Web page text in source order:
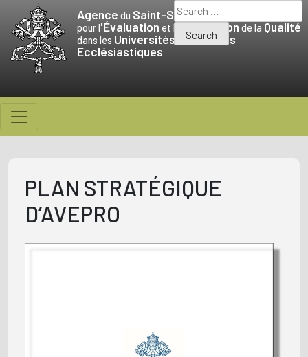
content
Agence du Saint-Siège
pour l'Évaluation et la Promotionde la Qualité
dans les Universités etFacultés
Ecclésiastiques
Search
for:
PLAN STRATÉGIQUE
D’AVEPRO